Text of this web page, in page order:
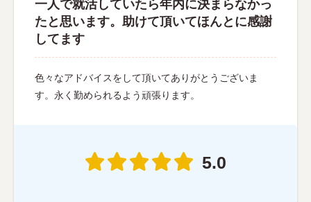
一人で就活していたら年内に決まらなかっ
たと思います。助けて頂いてほんとに感謝
してます
色々なアドバイスをして頂いてありがとうございま
す。永く勤められるよう頑張ります。
5.0